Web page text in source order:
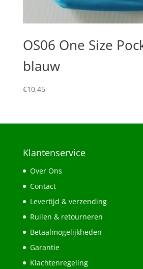
OS06 One Size
blauw
€10,45
Klantenservice
Over Ons
Contact
Levertijd & verzending
Ruilen & retourneren
Betaalmogelijkheden
Garantie
Klachtenregeling